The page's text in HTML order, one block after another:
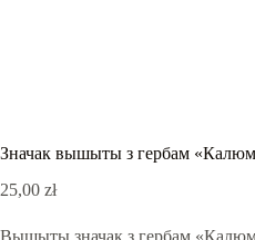
Значак вышыты з гербам
25,00 zł
Вышыты значак з гербам